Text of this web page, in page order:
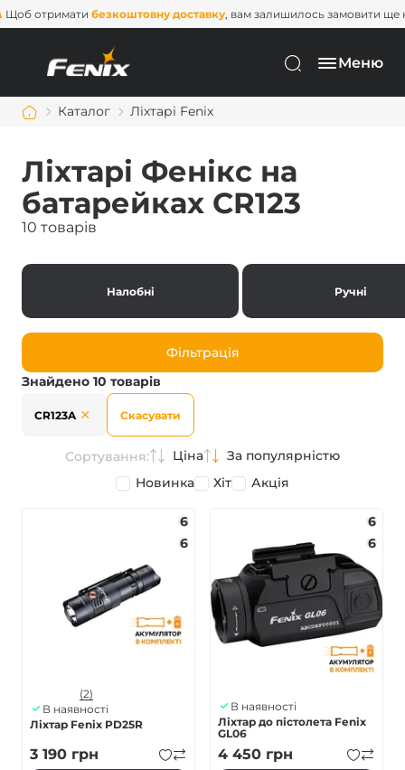
Щоб отриматибезкоштовну доставку, вам залишилось замовити
Меню
Каталог Ліхтарі Fenix
Ліхтарі Фенікс на
батарейках CR123
10 товарів
Налобні Ручні
Фільтрація
Знайдено 10 товарів
CR123A Скасувати
Сортування: Ціна
За популярністю
Новинка
Хіт Акція
6
6
(2)
В наявності
Ліхтар Fenix PD25R
3 190 грн
6
6
В наявності
Ліхтар до пістолета Fenix
GL06
4 450 грн